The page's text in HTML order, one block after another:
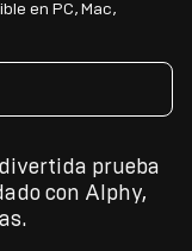
en PC, Mac,
prueba
con Alphy,